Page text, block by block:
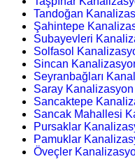
Tandoğan
Şahintepe
Subayevleri
Solfasol
Sincan
Seyranbağları
Saray Kanalizasyon
Sancaktepe
Sancak Mahallesi
Pursaklar
Pamuklar
Öveçler